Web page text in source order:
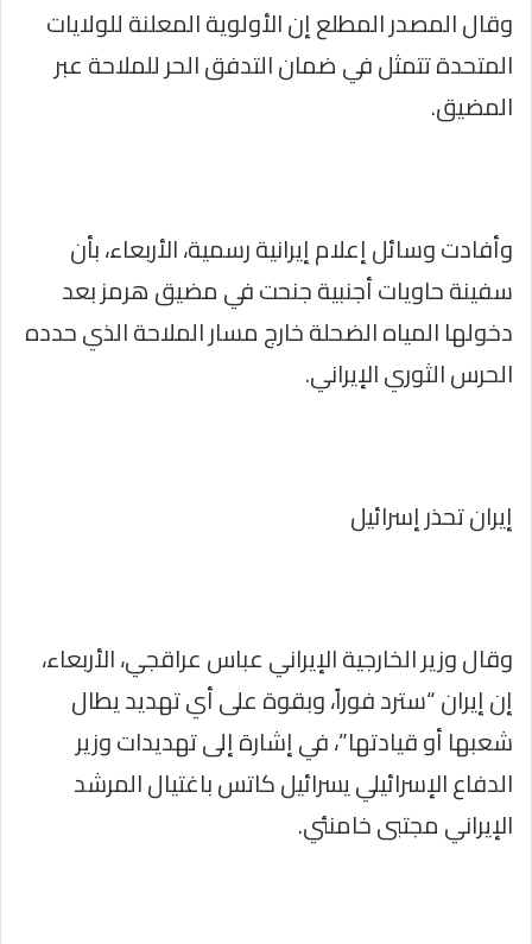
وقال المصدر المطلع إن الأولوية المعلنة للولايات
المتحدة تتمثل في ضمان التدفق الحر للملاحة عبر
المضيق.
وأفادت وسائل إعلام إيرانية رسمية، الأربعاء، بأن
سفينة حاويات أجنبية جنحت في مضيق هرمز بعد
دخولها المياه الضحلة خارج مسار الملاحة الذي حدده
الحرس الثوري الإيراني.
إيران تحذر إسرائيل
وقال وزير الخارجية الإيراني عباس عراقجي، الأربعاء،
إن إيران “سترد فوراً، وبقوة على أي تهديد يطال
شعبها أو قيادتها”، في إشارة إلى تهديدات وزير
الدفاع الإسرائيلي يسرائيل كاتس باغتيال المرشد
الإيراني مجتبى خامنئي.